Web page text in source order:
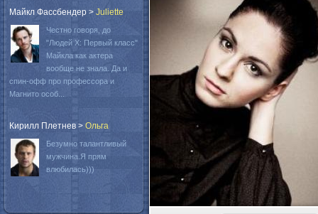
Майкл Фассбендер > Juliette
Честно говоря, до
"Людей Х: Первый класс"
Майкла как актера
вообще не знала. Да и
спин-офф про профессора и
Магнито особ...
Кирилл Плетнев > Oльга
Безумно талантливый
мужчина.Я прям
влюбилась)))